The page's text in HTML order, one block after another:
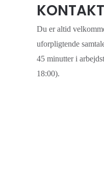
Du er altid
uforpligtende
45 minutter i
18:00).